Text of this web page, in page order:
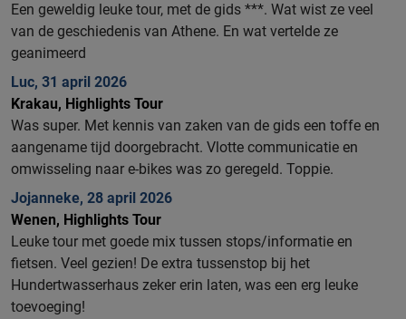
Een geweldig leuke tour, met de gids ***. Wat wist ze veel
van de geschiedenis van Athene. En wat vertelde ze
geanimeerd
Luc, 31 april 2026
Krakau, Highlights Tour
Was super. Met kennis van zaken van de gids een toffe en
aangename tijd doorgebracht. Vlotte communicatie en
omwisseling naar e-bikes was zo geregeld. Toppie.
Jojanneke, 28 april 2026
Wenen, Highlights Tour
Leuke tour met goede mix tussen stops/informatie en
fietsen. Veel gezien! De extra tussenstop bij het
Hundertwasserhaus zeker erin laten, was een erg leuke
toevoeging!